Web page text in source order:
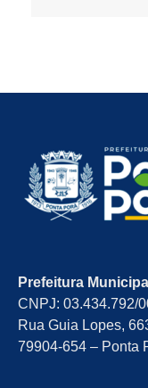
Prefeitura
CNPJ: 03.434.792/
Rua Guia Lopes,
79904-654 – Ponta